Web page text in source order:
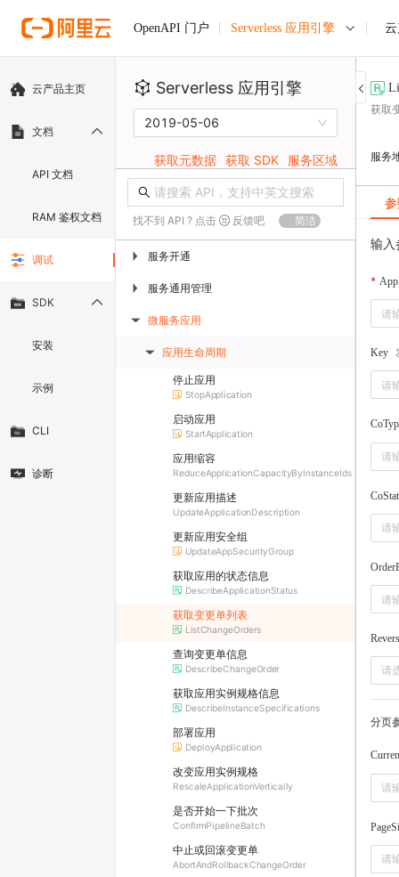
OpenAPI 门户 Serverless 应用引擎
云产品主页
文档
API 文档
RAM 鉴权文档
调试
SDK
安装
示例
CLI
诊断
Serverless 应用引擎
2019-05-06
获取元数据 获取 SDK 服务区域
找不到 API ? 点击 反馈吧 简洁
▶ 服务开通
▶ 服务通用管理
▶ 微服务应用
▶ 应用生命周期
停止应用
StopApplication
启动应用
StartApplication
应用缩容
ReduceApplicationCapacityByInstanceIds
更新应用描述
UpdateApplicationDescription
更新应用安全组
UpdateAppSecurityGroup
获取应用的状态信息
DescribeApplicationStatus
获取变更单列表
ListChangeOrders
查询变更单信息
DescribeChangeOrder
获取应用实例规格信息
DescribeInstanceSpecifications
部署应用
DeployApplication
改变应用实例规格
RescaleApplicationVertically
是否开始一下批次
ConfirmPipelineBatch
中止或回滚变更单
AbortAndRollbackChangeOrder
获取
服务
输入
Key
请
分页